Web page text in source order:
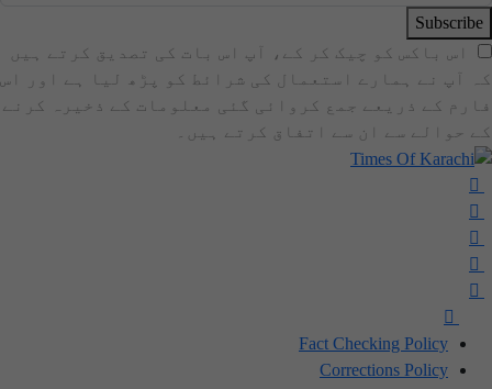
Subscribe
اس باکس کو چیک کر کے، آپ اس بات کی تصدیق کرتے ہیں
کہ آپ نے ہمارے استعمال کی شرائط کو پڑھ لیا ہے اور اس
فارم کے ذریعے جمع کروائی گئی معلومات کے ذخیرہ کرنے
کے حوالے سے ان سے اتفاق کرتے ہیں۔
Fact Checking Policy
Corrections Policy